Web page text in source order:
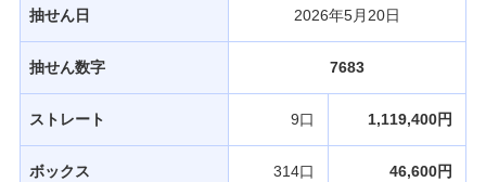
抽せん日 2026年5月20日
抽せん数字 7683
ストレート 9口 1,119,400円
ボックス 314口 46,600円